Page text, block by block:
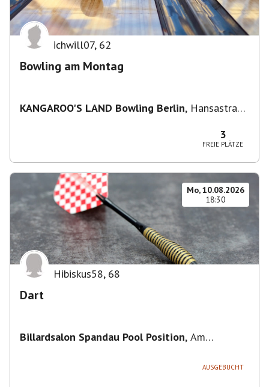
ichwill07, 62
Bowling am Montag
KANGAROO'S LAND Bowling Berlin, Hansastraße
3
FREIE PLÄTZE
Mo, 10.08.2026
18:30
Hibiskus58, 68
Dart
Billardsalon Spandau Pool Position, Am
AUSGEBUCHT